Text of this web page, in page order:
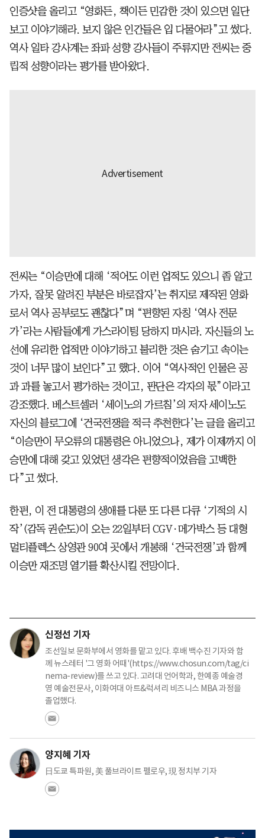
인증샷을 올리고 “영화든, 책이든 민감한 것이 있으면 일단
보고 이야기해라. 보지 않은 인간들은 입 다물어라”고 썼다.
역사 일타 강사계는 좌파 성향 강사들이 주류지만 전씨는 중
립적 성향이라는 평가를 받아왔다.
전씨는 “이승만에 대해 ‘적어도 이런 업적도 있으니 좀 알고
가자, 잘못 알려진 부분은 바로잡자’는 취지로 제작된 영화
로서 역사 공부로도 괜찮다”며 “편향된 자칭 ‘역사 전문
가’라는 사람들에게 가스라이팅 당하지 마시라. 자신들의 노
선에 유리한 업적만 이야기하고 불리한 것은 숨기고 속이는
것이 너무 많이 보인다”고 했다. 이어 “역사적인 인물은 공
과 과를 놓고서 평가하는 것이고, 판단은 각자의 몫”이라고
강조했다. 베스트셀러 ‘세이노의 가르침’의 저자 세이노도
자신의 블로그에 ‘건국전쟁을 적극 추천한다’는 글을 올리고
“이승만이 무오류의 대통령은 아니었으나, 제가 이제까지 이
승만에 대해 갖고 있었던 생각은 편향적이었음을 고백한
다”고 썼다.
한편, 이 전 대통령의 생애를 다룬 또 다른 다큐 ‘기적의 시
작’(감독 권순도)이 오는 22일부터 CGV·메가박스 등 대형
멀티플렉스 상영관 90여 곳에서 개봉해 ‘건국전쟁’과 함께
이승만 재조명 열기를 확산시킬 전망이다.
신정선 기자
조선일보 문화부에서 영화를 맡고 있다. 후배 백수진 기자와 함
께 뉴스레터 '그 영화 어때'(https://www.chosun.com/tag/ci
nema-review)를 쓰고 있다. 고려대 언어학과, 한예종 예술경
영 예술전문사, 이화여대 아트&럭셔리 비즈니스 MBA 과정을
졸업했다.
양지혜 기자
日도쿄 특파원, 美 풀브라이트 펠로우, 現 정치부 기자